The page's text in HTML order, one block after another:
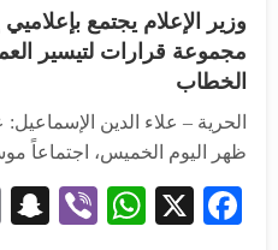
وزير الإعلام يجتمع
مجموعة قرارات لتيسير
الخطاب
الحرية – علاء الدين
ظهر اليوم الخميس، اجتماعاً
Facebook
X